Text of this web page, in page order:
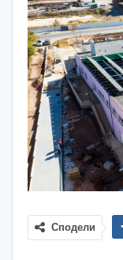
Сподели